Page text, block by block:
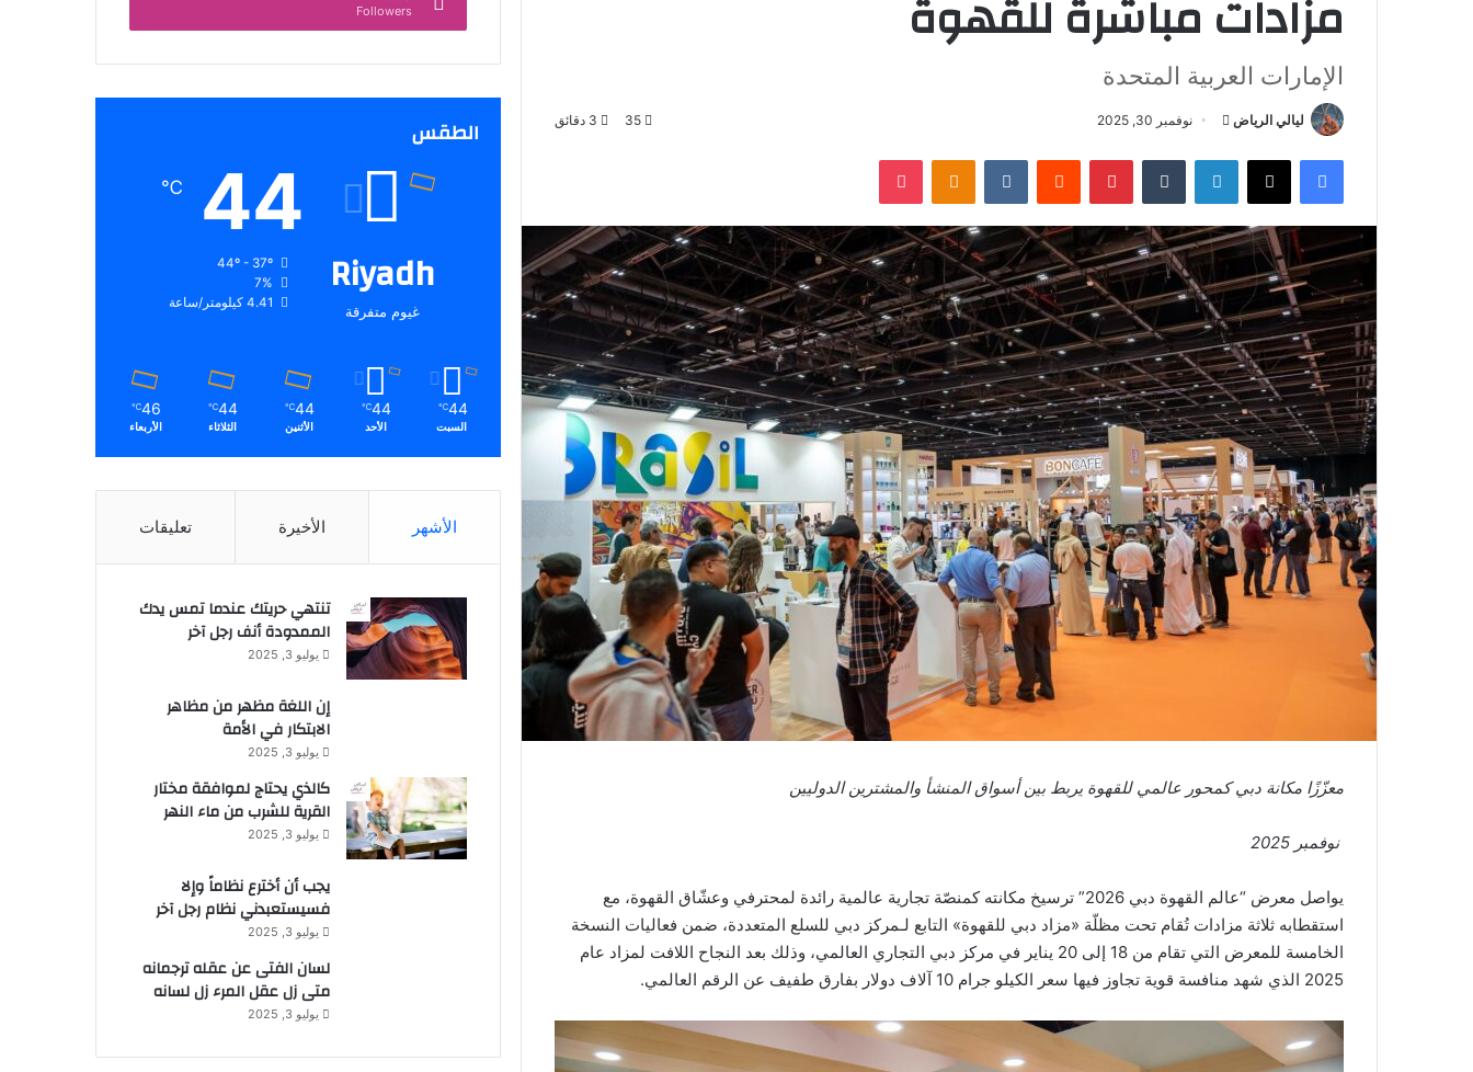
مزادات مباشرة للقهوة
الإمارات العربية المتحدة
ليالي الرياض
س
ب
ر
ي
د
ا
إ
ل
ك
ت
ر
و
ن
ي
نوفمبر 30, 2025 35
فيسبوك لينكدإن بينتيريست
معزّزًا مكانة دبي كمحور عالمي للقهوة يربط بين أسواق المنشأ والمشترين الدوليين
نوفمبر 2025
يواصل معرض “عالم القهوة دبي 2026” ترسيخ مكانته كمنصّة تجارية عالمية رائدة لمحترفي وعشّاق القهوة، مع
استقطابه ثلاثة مزادات تُقام تحت مظلّة «مزاد دبي للقهوة» التابع لـمركز دبي للسلع المتعددة، ضمن فعاليات النسخة
الخامسة للمعرض التي تقام من 18 إلى 20 يناير في مركز دبي التجاري العالمي، وذلك بعد النجاح اللافت لمزاد عام
2025 الذي شهد منافسة قوية تجاوز فيها سعر الكيلو جرام 10 آلاف دولار بفارق طفيف عن الرقم العالمي.
Followers
الطقس
Riyadh
غيوم متفرقة
44
℃
44º - 37º
7%
4.41 كيلومتر/ساعة
44
℃
السبت
44
℃
الأحد
44
℃
الأثنين
44
℃
الثلاثاء
46
℃
الأربعاء
الأشهر الأخيرة تعليقات
تنتهي حريتك عندما تمس يدك
الممدودة أنف رجل آخر
يوليو 3, 2025
إن اللغة مظهر من مظاهر
الابتكار في الأمة
يوليو 3, 2025
كالذي يحتاج لموافقة مختار
القرية للشرب من ماء النهر
يوليو 3, 2025
يجب أن أخترع نظاماً وإلا
فسيستعبدني نظام رجل آخر
يوليو 3, 2025
لسان الفتى عن عقله ترجمانه
متى زل عقل المرء زل لسانه
يوليو 3, 2025